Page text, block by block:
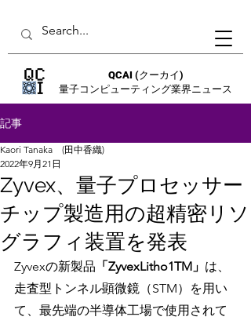
QCAI (クーカイ)
量子コンピューティング業界ニュース
記事
Zyvex、量子プロセッサー
チップ製造用の超精密リソ
グラフィ装置を発表
Kaori Tanaka (田中香織)
2022年9月21日
Zyvexの新製品 「ZyvexLitho1TM」 は、
走査型トンネル顕微鏡（STM）を用い
て、最先端の半導体工場で使用されて